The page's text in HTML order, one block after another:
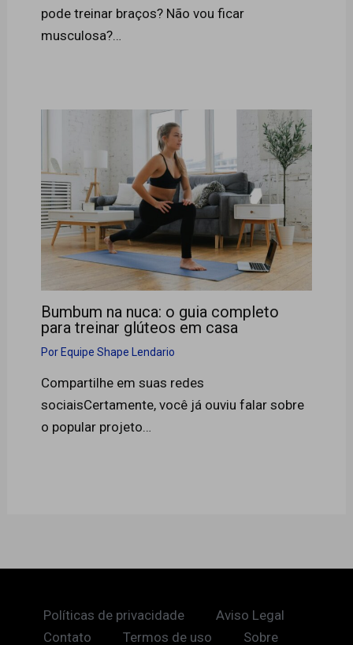
pode treinar braços? Não vou ficar
musculosa?…
Bumbum na nuca: o guia completo
para treinar glúteos em casa
PorEquipe Shape Lendario
Compartilhe em suas redes
sociaisCertamente, você já ouviu falar sobre
o popular projeto…
Políticas de privacidade
Aviso Legal
Contato
Termos de uso Sobre